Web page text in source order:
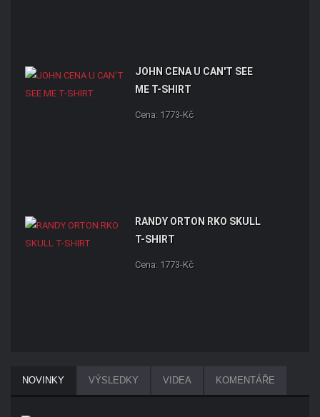
JOHN CENA U CAN'T SEE
ME T-SHIRT
Cena: 1773-Kč
RANDY ORTON RKO SKULL
T-SHIRT
Cena: 1773-Kč
NOVINKY VÝSLEDKY VIDEA KOMENTÁŘE